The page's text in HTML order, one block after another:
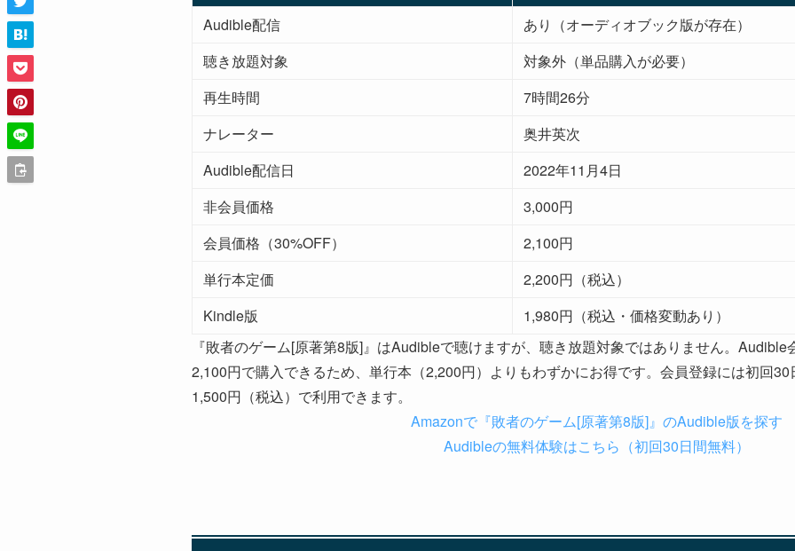
Audible配信
あり（オーディオブック版が存在）
聴き放題対象
対象外（単品購入が必要）
再生時間
7時間26分
ナレーター
奥井英次
Audible配信日
2022年11月4日
非会員価格
3,000円
会員価格（30%OFF）
2,100円
単行本定価
2,200円（税込）
Kindle版
1,980円（税込・価格変動あり）
『敗者のゲーム[原著第8版]』はAudibleで聴けますが、聴き放題対象ではありません。
2,100円で購入できるため、単行本（2,200円）よりもわずかにお得です。会員登録には初回
1,500円（税込）で利用できます。
Amazonで『敗者のゲーム[原著第8版]』のAudible版を探す
Audibleの無料体験はこちら（初回30日間無料）